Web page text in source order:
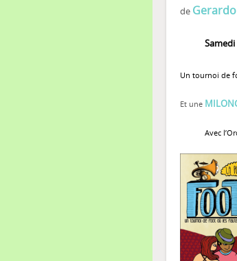
de Gerardo
Samedi 28
Un tournoi de
Et une
Avec